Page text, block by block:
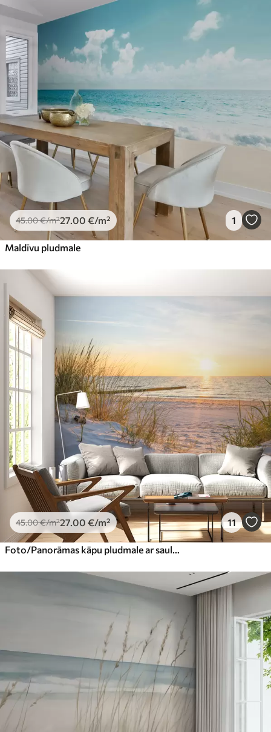
45.00€/m²27.00 €/m² 1
Maldīvu pludmale
45.00€/m²27.00 €/m² 11
Foto/Panorāmas kāpu pludmale ar saulrietu